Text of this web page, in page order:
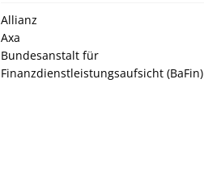
Allianz
Axa
Bundesanstalt für
Finanzdienstleistungsaufsicht (BaFin)